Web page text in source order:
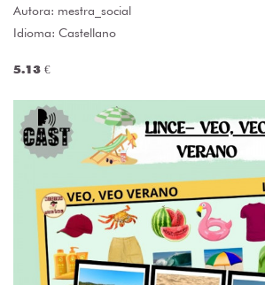
Autora: mestra_social
Idioma: Castellano
5.13 €